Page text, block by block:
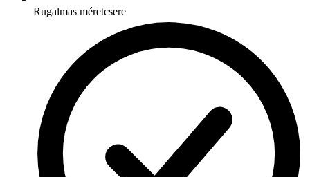
Rugalmas méretcsere